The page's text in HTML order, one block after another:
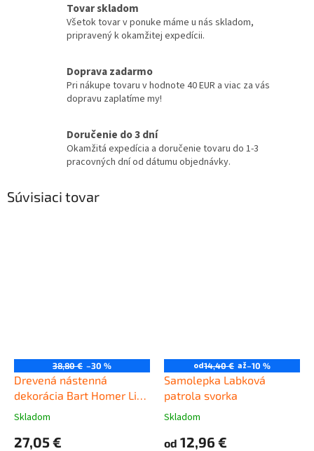
Tovar skladom
Všetok tovar v ponuke máme u nás skladom,
pripravený k okamžitej expedícii.
Doprava zadarmo
Pri nákupe tovaru v hodnote 40 EUR a viac za vás
dopravu zaplatíme my!
Doručenie do 3 dní
Okamžitá expedícia a doručenie tovaru do 1-3
pracovných dní od dátumu objednávky.
Súvisiaci tovar
38,80 € –30 %
Drevená nástenná
dekorácia Bart Homer Lisa
Simpsonovci
Skladom
27,05 €
od14,40 € až–10 %
Samolepka Labková
patrola svorka
Skladom
od 12,96 €